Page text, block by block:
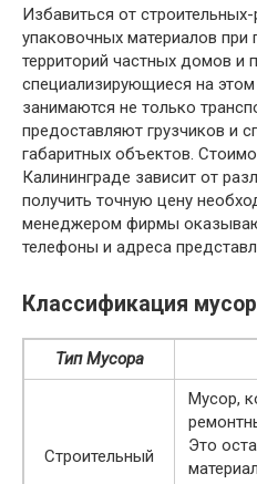
Избавиться от
упаковочных материалов при
территорий частных домов и
специализирующиеся на
занимаются не только
предоставляют грузчиков и
габаритных объектов.
Калининграде зависит от
получить точную цену
менеджером фирмы
телефоны и адреса
Классификация
Тип Мусора
Строительный
Мусор,
Это